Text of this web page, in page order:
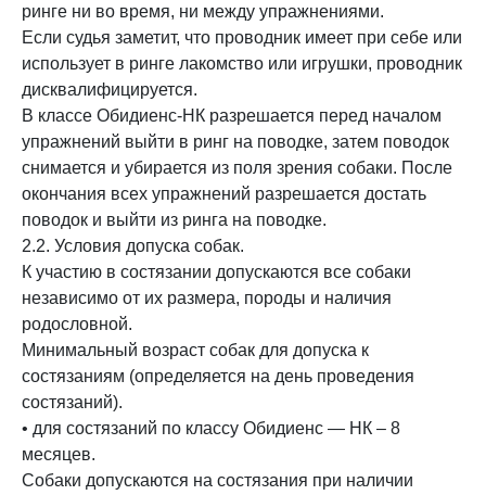
ринге ни во время, ни между упражнениями.
Если судья заметит, что проводник имеет при себе или
использует в ринге лакомство или игрушки, проводник
дисквалифицируется.
В классе Обидиенс-НК разрешается перед началом
упражнений выйти в ринг на поводке, затем поводок
снимается и убирается из поля зрения собаки. После
окончания всех упражнений разрешается достать
поводок и выйти из ринга на поводке.
2.2. Условия допуска собак.
К участию в состязании допускаются все собаки
независимо от их размера, породы и наличия
родословной.
Минимальный возраст собак для допуска к
состязаниям (определяется на день проведения
состязаний).
• для состязаний по классу Обидиенс — НК – 8
месяцев.
Собаки допускаются на состязания при наличии